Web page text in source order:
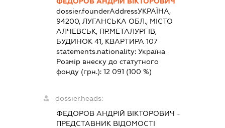
dossier.founderAddressУКРАЇНА,
94200, ЛУГАНСЬКА ОБЛ., МІСТО
АЛЧЕВСЬК, ПР.МЕТАЛУРГІВ,
БУДИНОК 41, КВАРТИРА 107
statements.nationality: Україна
Розмір внеску до статутного
фонду (грн.): 12 091 (100 %)
dossier.heads:
ФЕДОРОВ АНДРІЙ ВІКТОРОВИЧ -
ПРЕДСТАВНИК ВІДОМОСТІ